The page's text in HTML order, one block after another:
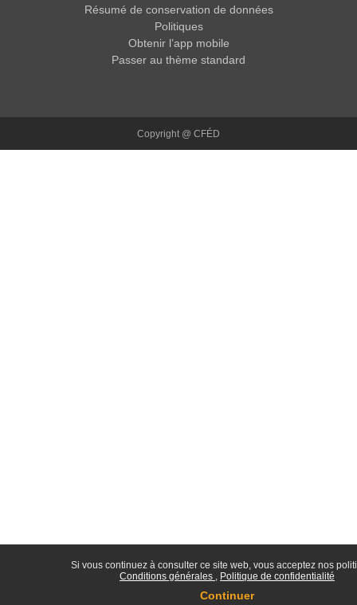
Si vous continuez à consulter ce site web, vous acceptez nos
Conditions générales
Politique de confidentialité
Continuer
Résumé de conservation de données
Politiques
Obtenir l’app mobile
Passer au thème standard
Copyright @ CFÉD